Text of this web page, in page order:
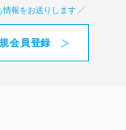
情報をお送りします
会員登録